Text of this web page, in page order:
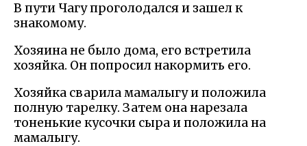
В пути Чагу проголодался и зашел к
знакомому.
Хозяина не было дома, его встретила
хозяйка. Он попросил накормить его.
Хозяйка сварила мамалыгу и положила
полную тарелку. Затем она нарезала
тоненькие кусочки сыра и положила на
мамалыгу.